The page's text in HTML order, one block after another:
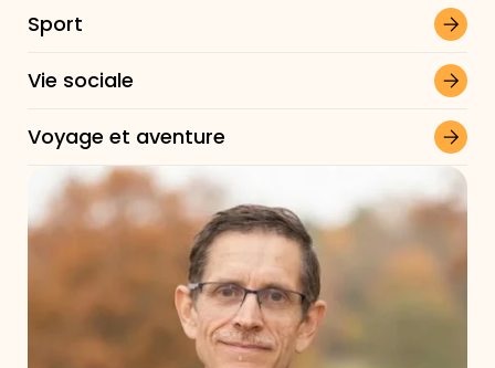
Sport
Vie sociale
Voyage et aventure